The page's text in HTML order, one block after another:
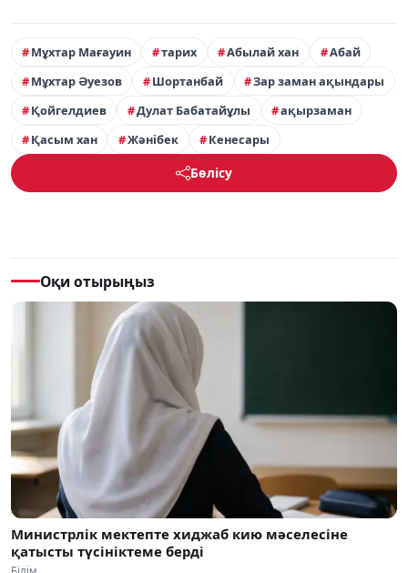
Мұхтар Мағауин тарих Абылай хан
Абай
Мұхтар Әуезов
Шортанбай
Зар заман ақындары
Қойгелдиев
Дулат Бабатайұлы
ақырзаман
Қасым хан
Жәнібек Кенесары
Бөлісу
Оқи отырыңыз
Министрлік мектепте хиджаб кию мәселесіне
қатысты түсініктеме берді